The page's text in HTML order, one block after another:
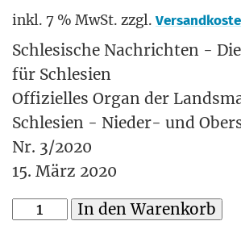
inkl. 7 % MwSt. zzgl.
Schlesische Nachrichten -
für Schlesien
Offizielles Organ der
Schlesien - Nieder- und
Nr. 3/2020
15. März 2020
In den Warenkorb